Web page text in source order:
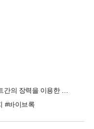
#바이브록